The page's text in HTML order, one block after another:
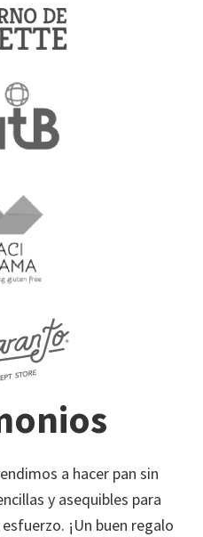
a hacer pan sin
y asequibles para
¡Un buen regalo